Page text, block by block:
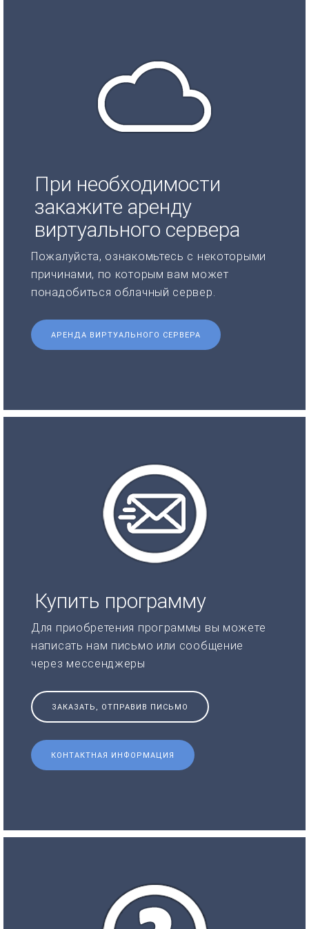
При необходимости
закажите аренду
виртуального сервера
Пожалуйста, ознакомьтесь с некоторыми
причинами, по которым вам может
понадобиться облачный сервер.
АРЕНДА ВИРТУАЛЬНОГО СЕРВЕРА
Купить программу
Для приобретения программы вы можете
написать нам письмо или сообщение
через мессенджеры
ЗАКАЗАТЬ, ОТПРАВИВ ПИСЬМО
КОНТАКТНАЯ ИНФОРМАЦИЯ